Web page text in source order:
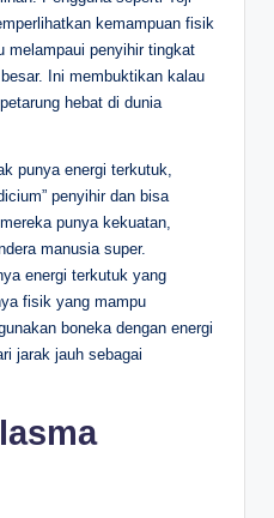
kemampuan fisik
melampaui penyihir tingkat
Ini membuktikan kalau
hebat di dunia
punya energi terkutuk,
penyihir dan bisa
punya kekuatan,
manusia super.
energi terkutuk yang
fisik yang mampu
boneka dengan energi
jarak jauh sebagai